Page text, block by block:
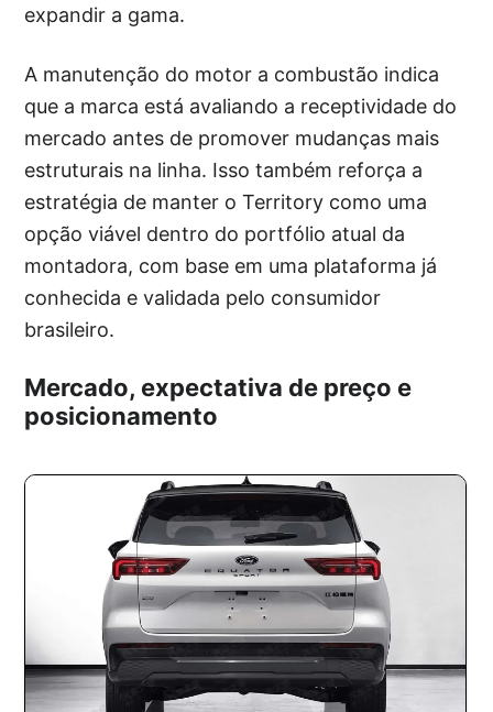
expandir a gama.
A manutenção do motor a combustão indica
que a marca está avaliando a receptividade do
mercado antes de promover mudanças mais
estruturais na linha. Isso também reforça a
estratégia de manter o Territory como uma
opção viável dentro do portfólio atual da
montadora, com base em uma plataforma já
conhecida e validada pelo consumidor
brasileiro.
Mercado, expectativa de preço e
posicionamento